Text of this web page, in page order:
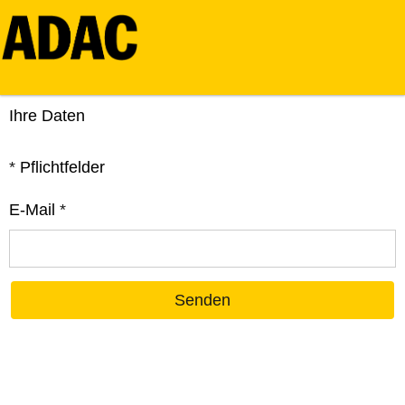
Ihre Daten
* Pflichtfelder
E-Mail *
Senden